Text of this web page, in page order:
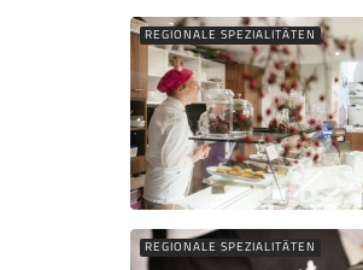
REGIONALE SPEZIALITÄTEN
REGIONALE SPEZIALITÄTEN